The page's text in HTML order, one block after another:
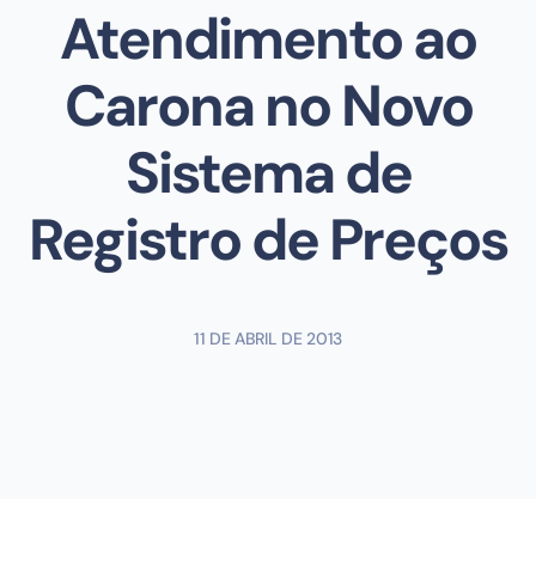
Atendimento ao
Carona no Novo
Sistema de
Registro de Preços
11 DE ABRIL DE 2013